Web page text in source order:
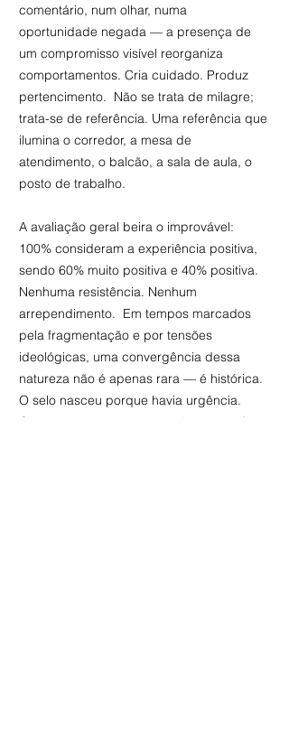
comentário, num olhar, numa
oportunidade negada — a presença de
um compromisso visível reorganiza
comportamentos. Cria cuidado. Produz
pertencimento. Não se trata de milagre;
trata-se de referência. Uma referência que
ilumina o corredor, a mesa de
atendimento, o balcão, a sala de aula, o
posto de trabalho.
A avaliação geral beira o improvável:
100% consideram a experiência positiva,
sendo 60% muito positiva e 40% positiva.
Nenhuma resistência. Nenhum
arrependimento. Em tempos marcados
pela fragmentação e por tensões
ideológicas, uma convergência dessa
natureza não é apenas rara — é histórica.
O selo nasceu porque havia urgência.
Cresceu porque houve persistência e fé.